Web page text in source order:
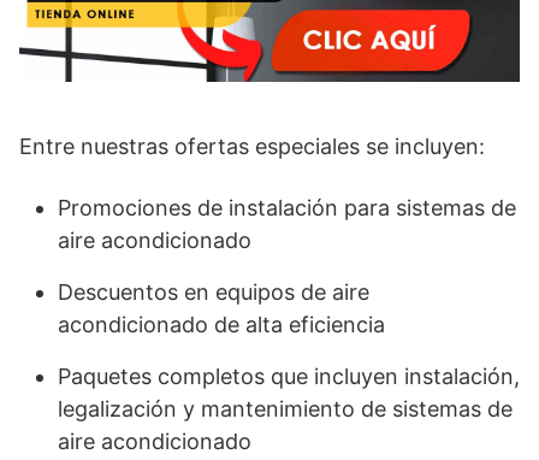
Entre nuestras ofertas especiales se incluyen:
Promociones de instalación para sistemas de
aire acondicionado
Descuentos en equipos de aire
acondicionado de alta eficiencia
Paquetes completos que incluyen instalación,
legalización y mantenimiento de sistemas de
aire acondicionado